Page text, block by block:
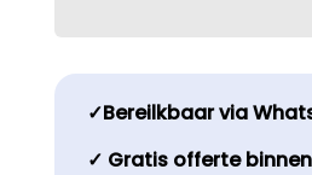
✓Bereilkbaar via
✓ Gratis offerte